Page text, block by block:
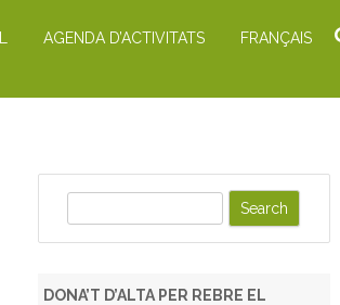
AGENDA D’ACTIVITATS FRANÇAIS
DONA’T D’ALTA PER REBRE EL